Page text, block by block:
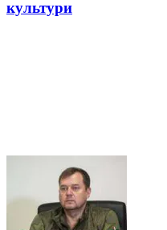
культури